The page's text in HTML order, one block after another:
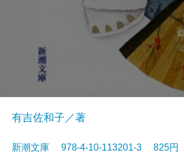
有吉佐和子／著
新潮文庫 978-4-10-113201-3 825円